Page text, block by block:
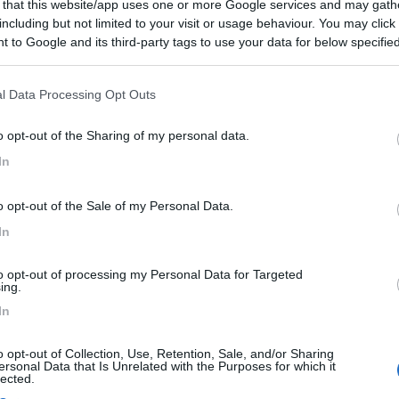
that this website/app uses one or more Google services and may
but not limited to your visit or usage behaviour. You may
to Google and its third-party tags to use your data for below
Data Processing Opt Outs
opt-out of the Sharing of my personal data.
opt-out of the Sale of my Personal Data.
opt-out of processing my Personal Data for Targeted
opt-out of Collection, Use, Retention, Sale, and/or Sharing
Data that Is Unrelated with the Purposes for which it
i fori di fissaggio, ho trattato a zinco le lamiere
da surf.
disassati, per un totale di 30 cm di profondità e
ha una sporgenza di soli 22 mm dall'anta del
doppia, che vincoli direttamente la scala alla
da fermo di chiusura quando a riposo.